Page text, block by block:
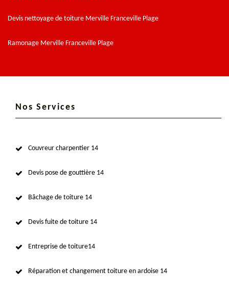
Devis nettoyage de toiture Merville Franceville Plage
Ramonage Merville Franceville Plage
Nos Services
Couvreur charpentier 14
Devis pose de gouttière 14
Bâchage de toiture 14
Devis fuite de toiture 14
Entreprise de toiture14
Réparation et changement toiture en ardoise 14